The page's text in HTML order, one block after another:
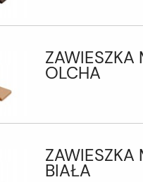
ZAWIESZKA
OLCHA
ZAWIESZKA
BIAŁA